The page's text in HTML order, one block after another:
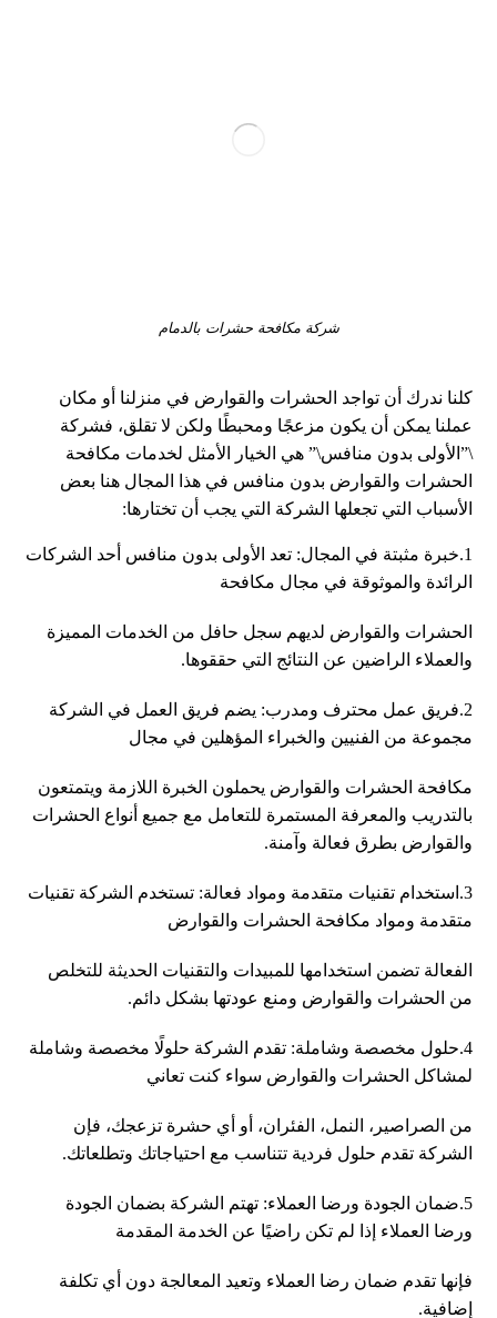
شركة مكافحة حشرات بالدمام
كلنا ندرك أن تواجد الحشرات والقوارض في منزلنا أو مكان
عملنا يمكن أن يكون مزعجًا ومحبطًا ولكن لا تقلق، فشركة
\”الأولى بدون منافس\” هي الخيار الأمثل لخدمات مكافحة
الحشرات والقوارض بدون منافس في هذا المجال هنا بعض
الأسباب التي تجعلها الشركة التي يجب أن تختارها:
1.خبرة مثبتة في المجال: تعد الأولى بدون منافس أحد الشركات
الرائدة والموثوقة في مجال مكافحة
الحشرات والقوارض لديهم سجل حافل من الخدمات المميزة
والعملاء الراضين عن النتائج التي حققوها.
2.فريق عمل محترف ومدرب: يضم فريق العمل في الشركة
مجموعة من الفنيين والخبراء المؤهلين في مجال
مكافحة الحشرات والقوارض يحملون الخبرة اللازمة ويتمتعون
بالتدريب والمعرفة المستمرة للتعامل مع جميع أنواع الحشرات
والقوارض بطرق فعالة وآمنة.
3.استخدام تقنيات متقدمة ومواد فعالة: تستخدم الشركة تقنيات
متقدمة ومواد مكافحة الحشرات والقوارض
الفعالة تضمن استخدامها للمبيدات والتقنيات الحديثة للتخلص
من الحشرات والقوارض ومنع عودتها بشكل دائم.
4.حلول مخصصة وشاملة: تقدم الشركة حلولًا مخصصة وشاملة
لمشاكل الحشرات والقوارض سواء كنت تعاني
من الصراصير، النمل، الفئران، أو أي حشرة تزعجك، فإن
الشركة تقدم حلول فردية تتناسب مع احتياجاتك وتطلعاتك.
5.ضمان الجودة ورضا العملاء: تهتم الشركة بضمان الجودة
ورضا العملاء إذا لم تكن راضيًا عن الخدمة المقدمة
فإنها تقدم ضمان رضا العملاء وتعيد المعالجة دون أي تكلفة
إضافية.